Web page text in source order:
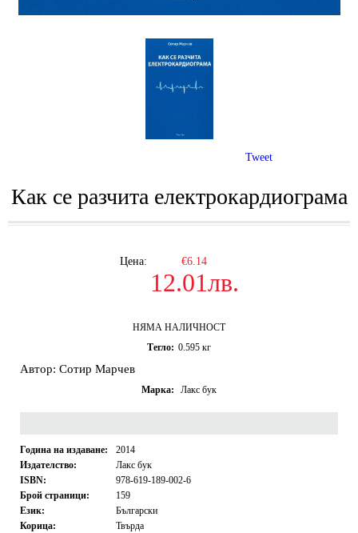
Как се разчита електрокардиограма
Цена: €6.14
12.01лв.
НЯМА НАЛИЧНОСТ
Тегло: 0.595 кг
Автор: Сотир Марчев
Марка: Лакс бук
Година на издаване:
2014
Издателство:
Лакс бук
ISBN:
978-619-189-002-6
Брой страници:
159
Език:
Български
Корица:
Твърда
Tweet